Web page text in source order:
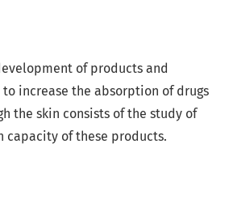
of products and
increase the absorption of drugs
the skin consists of the study of
capacity of these products.